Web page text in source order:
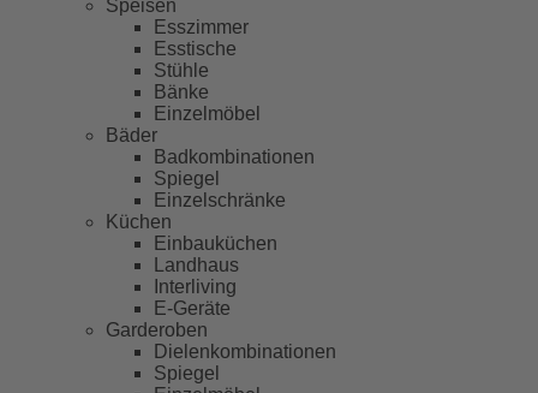
Speisen
Esszimmer
Esstische
Stühle
Bänke
Einzelmöbel
Bäder
Badkombinationen
Spiegel
Einzelschränke
Küchen
Einbauküchen
Landhaus
Interliving
E-Geräte
Garderoben
Dielenkombinationen
Spiegel